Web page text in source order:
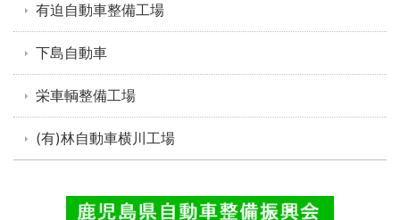
有迫自動車整備工場
下島自動車
栄車輌整備工場
(有)林自動車横川工場